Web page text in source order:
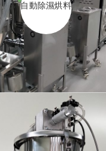
自動除濕烘料